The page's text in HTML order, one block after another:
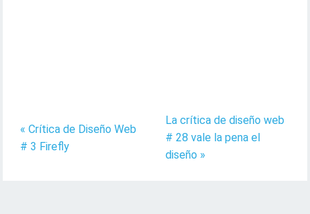
« Crítica de Diseño Web
# 3 Firefly
La crítica de diseño web
# 28 vale la pena el
diseño »